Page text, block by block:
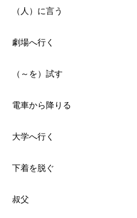
（人）に言う
劇場へ行く
（～を）試す
電車から降りる
大学へ行く
下着を脱ぐ
叔父